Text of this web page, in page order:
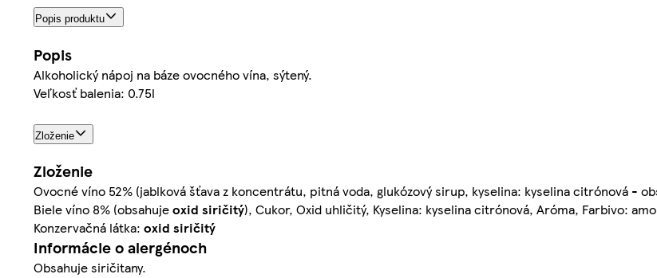
Popis produktu
Popis
Alkoholický nápoj na báze ovocného vína, sýtený.
Veľkosť balenia: 0.75l
Zloženie
Zloženie
Ovocné víno 52% (jablková šťava z koncentrátu, pitná voda, glukózový sirup, kyselina: kyselina citrónová -
Biele víno 8% (obsahujeoxid siričitý), Cukor, Oxid uhličitý, Kyselina: kyselina citrónová, Aróma, Farbivo:
Konzervačná látka: oxid siričitý
Informácie o alergénoch
Obsahuje siričitany.